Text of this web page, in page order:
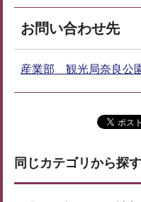
お問い合わせ先
産業部 観光局奈良公
同じカテゴリから探す